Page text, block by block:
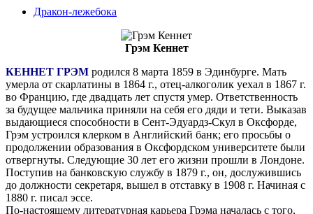
Дракон-лежебока
Грэм Кеннет
КЕННЕТ ГРЭМ родился 8 марта 1859 в Эдинбурге. Мать
умерла от скарлатины в 1864 г., отец-алкоголик уехал в 1867 г.
во Францию, где двадцать лет спустя умер. Ответственность
за будущее мальчика приняли на себя его дяди и тети. Выказав
выдающиеся способности в Сент-Эдуардз-Скул в Оксфорде,
Грэм устроился клерком в Английский банк; его просьбы о
продолжении образования в Оксфордском университете были
отвергнуты. Следующие 30 лет его жизни прошли в Лондоне.
Поступив на банковскую службу в 1879 г., он, дослужившись
до должности секретаря, вышел в отставку в 1908 г. Начиная с
1880 г. писал эссе.
По-настоящему литературная карьера Грэма началась с того,